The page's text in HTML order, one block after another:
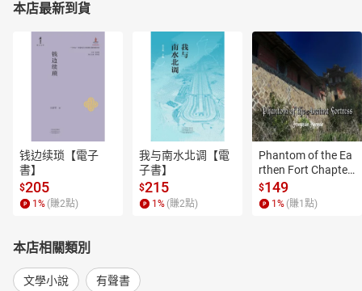
本店最新到貨
钱边续琐【電子
書】
$205
1 % (賺2點)
我与南水北调【電
子書】
$215
1 % (賺2點)
Phantom of the Ea
rthen Fort Chapter
4【有聲書】
$149
1 % (賺1 點)
本店相關類別
文學小說 有聲書